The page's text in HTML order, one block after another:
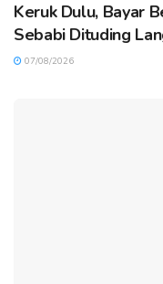
Keruk Dulu, Bayar
Sebabi Dituding
07/08/2026